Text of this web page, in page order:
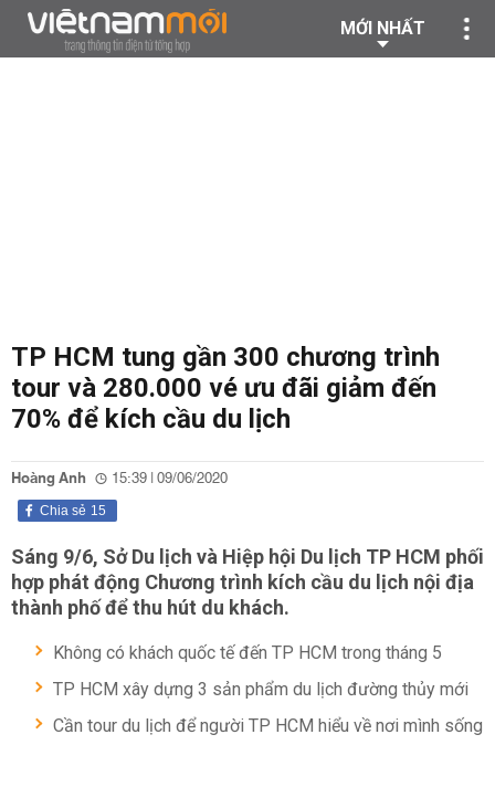
MỚI NHẤT
TP HCM tung gần 300 chương trình
tour và 280.000 vé ưu đãi giảm đến
70% để kích cầu du lịch
Hoàng Anh 15:39 | 09/06/2020
15
Chia sẻ
Sáng 9/6, Sở Du lịch và Hiệp hội Du lịch TP HCM phối
hợp phát động Chương trình kích cầu du lịch nội địa
thành phố để thu hút du khách.
Không có khách quốc tế đến TP HCM trong tháng 5
TP HCM xây dựng 3 sản phẩm du lịch đường thủy mới
Cần tour du lịch để người TP HCM hiểu về nơi mình sống